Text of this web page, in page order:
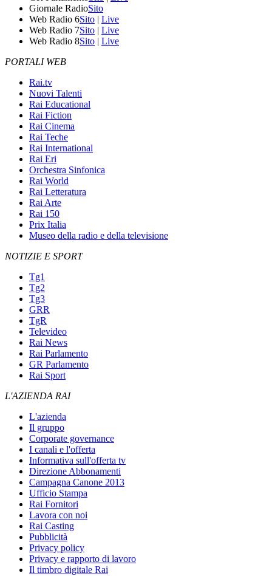
Giornale RadioSito
Web Radio 6Sito | Live
Web Radio 7Sito | Live
Web Radio 8Sito | Live
PORTALI WEB
Rai.tv
Nuovi Talenti
Rai Educational
Rai Fiction
Rai Cinema
Rai Teche
Rai International
Rai Eri
Orchestra Sinfonica
Rai World
Rai Letteratura
Rai Arte
Rai 150
Prix Italia
Museo della radio e della televisione
NOTIZIE E SPORT
Tg1
Tg2
Tg3
GRR
TgR
Televideo
Rai News
Rai Parlamento
GR Parlamento
Rai Sport
L'AZIENDA RAI
L'azienda
Il gruppo
Corporate governance
I canali e l'offerta
Informativa sull'offerta tv
Direzione Abbonamenti
Campagna Canone 2013
Ufficio Stampa
Rai Fornitori
Lavora con noi
Rai Casting
Pubblicità
Privacy policy
Privacy e rapporto di lavoro
Il timbro digitale Rai